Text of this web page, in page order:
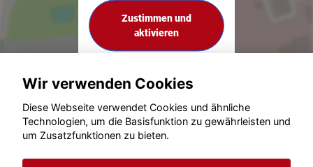
Zustimmen und
aktivieren
© konjunkturmotor.de GmbH 2020 - 2026
Wir verwenden Cookies
Diese Webseite verwendet Cookies und ähnliche
Technologien, um die Basisfunktion zu gewährleisten und
um Zusatzfunktionen zu bieten.